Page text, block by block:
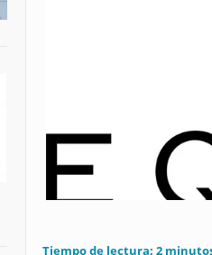
Tiempo de lectura:2